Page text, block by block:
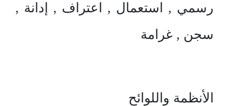
رسمي , استعمال , اعتراف , إدانة ,
سجن , غرامة
الأنظمة واللوائح